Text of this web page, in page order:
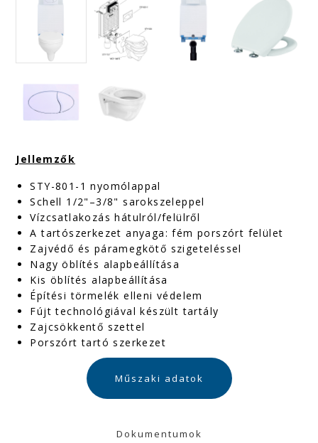
Jellemzők
STY-801-1 nyomólappal
Schell 1/2"–3/8" sarokszeleppel
Vízcsatlakozás hátulról/felülről
A tartószerkezet anyaga: fém porszórt felület
Zajvédő és páramegkötő szigeteléssel
Nagy öblítés alapbeállítása
Kis öblítés alapbeállítása
Építési törmelék elleni védelem
Fújt technológiával készült tartály
Zajcsökkentő szettel
Porszórt tartó szerkezet
Műszaki adatok
Dokumentumok